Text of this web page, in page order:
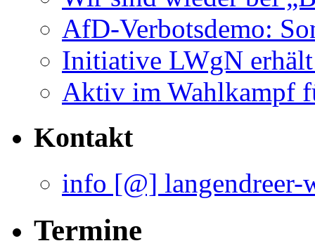
Kontakt
info [@] langendreer-
Termine
Jeder zweite Mittwoch
Langendreer
Nächst. Termin: